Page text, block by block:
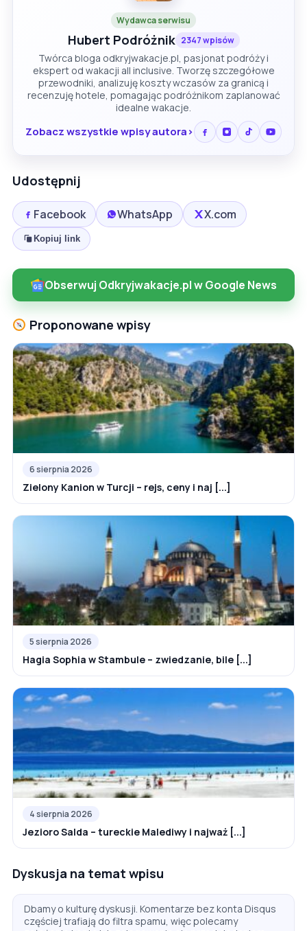
Wydawca serwisu
Hubert Podróżnik 2347 wpisów
Twórca bloga odkryjwakacje.pl, pasjonat podróży i
ekspert od wakacji all inclusive. Tworzę szczegółowe
przewodniki, analizuję koszty wczasów za granicą i
recenzuję hotele, pomagając podróżnikom zaplanować
idealne wakacje.
Zobacz wszystkie wpisy autora
Udostępnij
Facebook WhatsApp X.com
Kopiuj link
Obserwuj Odkryjwakacje.pl w Google News
Proponowane wpisy
6 sierpnia 2026
Zielony Kanion w Turcji – rejs, ceny i naj [...]
5 sierpnia 2026
Hagia Sophia w Stambule – zwiedzanie, bile [...]
4 sierpnia 2026
Jezioro Salda – tureckie Malediwy i najważ [...]
Dyskusja na temat wpisu
Dbamy o kulturę dyskusji. Komentarze bez konta Disqus
częściej trafiają do filtra spamu, więc polecamy